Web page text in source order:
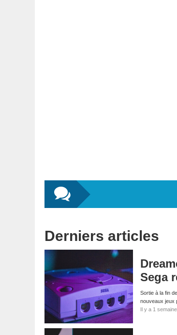
Derniers articles
Sega
Sortie à la fin
nouveaux jeux
Il y a 1